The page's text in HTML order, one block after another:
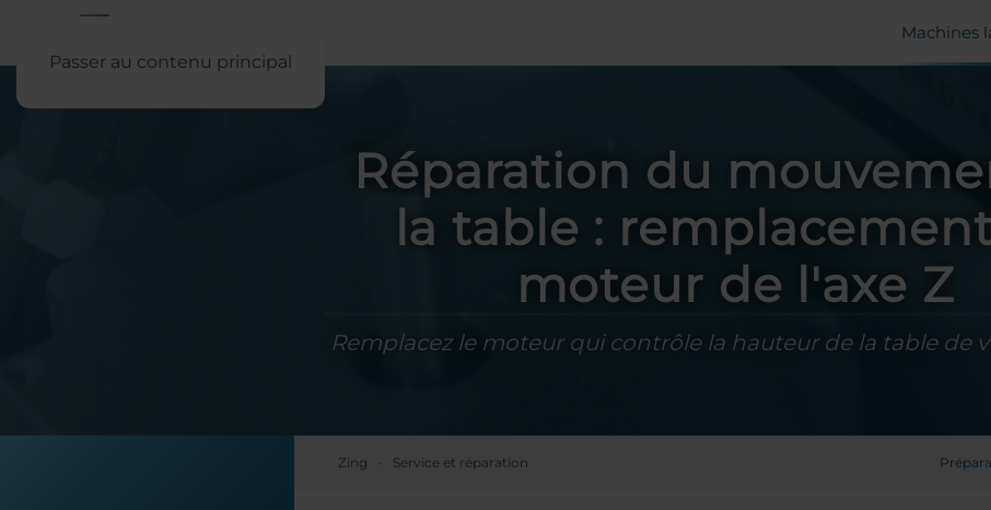
Passer au contenu principal
Machines
Réparation du
la table :
moteur de l'axe Z
Remplacez le moteur qui contrôle la hauteur de la table de
Zing Service et réparation